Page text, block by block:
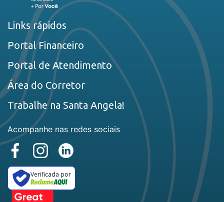
Links rápidos
Portal Financeiro
Portal de Atendimento
Área do Corretor
Trabalhe na Santa Angela!
Acompanhe nas redes sociais
Verificada por